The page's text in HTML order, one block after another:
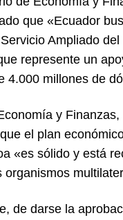
que «Ecuador
Ampliado
represente un
4.000 millones de
y
el plan
«es sólido y está
organismos
de darse la